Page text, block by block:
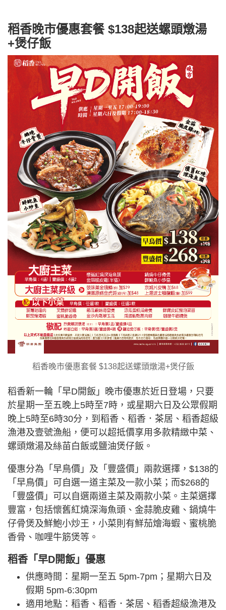
稻香晚市優惠套餐 $138起送螺頭燉湯
+煲仔飯
稻香晚市優惠套餐 $138起送螺頭燉湯+煲仔飯
稻香新一輪「早D開飯」晚市優惠於近日登場，只要
於星期一至五晚上5時至7時，或星期六日及公眾假期
晚上5時至6時30分，到稻香、稻香．茶居、稻香超級
漁港及壹號漁船，便可以超抵價享用多款精緻中菜、
螺頭燉湯及絲苗白飯或鹽油煲仔飯。
優惠分為「早鳥價」及「豐盛價」兩款選擇，$138的
「早鳥價」可自選一道主菜及一款小菜；而$268的
「豐盛價」可以自選兩道主菜及兩款小菜。主菜選擇
豐富，包括懷舊紅燒深海魚頭、金蒜脆皮雞、鍋燒牛
仔骨煲及鮮鮑小炒王，小菜則有鮮茄燴海蝦、蜜桃脆
香骨、咖哩牛筋煲等。
稻香「早D開飯」優惠
供應時間：星期一至五 5pm-7pm；星期六日及
假期 5pm-6:30pm
適用地點：稻香、稻香．茶居、稻香超級漁港及